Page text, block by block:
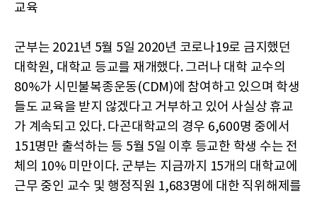
교육
군부는 2021년 5월 5일 2020년 코로나19로 금지했던
대학원, 대학교 등교를 재개했다. 그러나 대학 교수의
80%가 시민불복종운동(CDM)에 참여하고 있으며 학생
들도 교육을 받지 않겠다고 거부하고 있어 사실상 휴교
가 계속되고 있다. 다곤대학교의 경우 6,600명 중에서
151명만 출석하는 등 5월 5일 이후 등교한 학생 수는 전
체의 10% 미만이다. 군부는 지금까지 15개의 대학교에
근무 중인 교수 및 행정직원 1,683명에 대한 직위해제를